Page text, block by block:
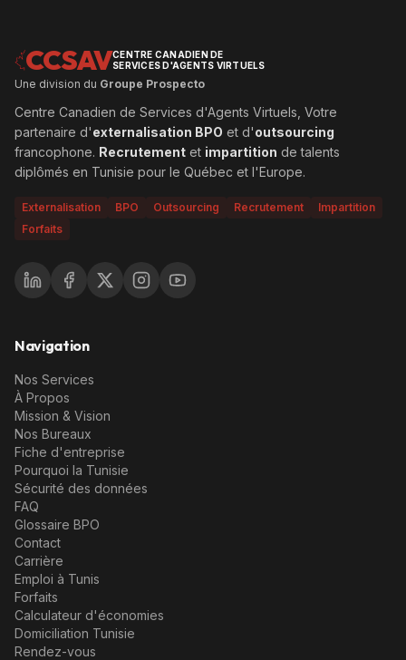
CCSAVCENTRE CANADIEN DE
SERVICES D'AGENTS VIRTUELS
Une division du Groupe Prospecto
Centre Canadien de Services d'Agents Virtuels, Votre
partenaire d'externalisation BPO et d'outsourcing
francophone. Recrutement et impartition de talents
diplômés en Tunisie pour le Québec et l'Europe.
Externalisation BPO Outsourcing Recrutement
Impartition
Forfaits
Navigation
Nos Services
À Propos
Mission & Vision
Nos Bureaux
Fiche d'entreprise
Pourquoi la Tunisie
Sécurité des données
FAQ
Glossaire BPO
Contact
Carrière
Emploi à Tunis
Forfaits
Calculateur d'économies
Domiciliation Tunisie
Rendez-vous